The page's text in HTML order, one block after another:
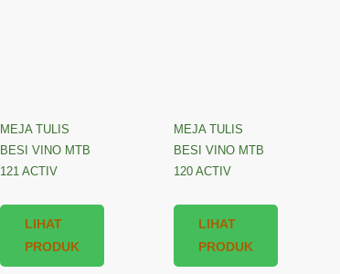
MEJA TULIS
BESI VINO MTB
121 ACTIV
LIHAT
PRODUK
MEJA TULIS
BESI VINO MTB
120 ACTIV
LIHAT
PRODUK